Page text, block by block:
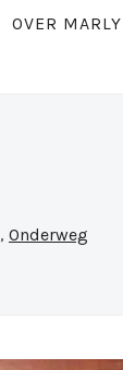
OVER MARLY
, Onderweg